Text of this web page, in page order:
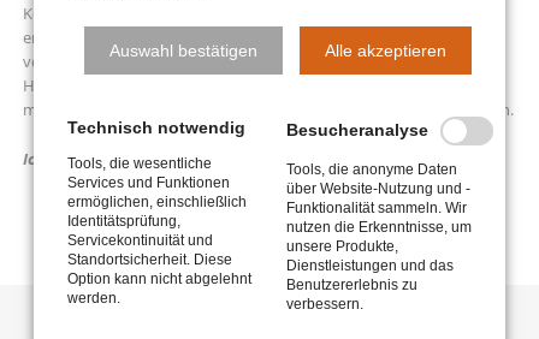
Kontinuierliche Aus- und Weiterbildungen im Bereich der
energetischen Heilung haben es mir ermöglicht, meine bereits
vorhandenen intuitiven Fähigkeiten und meine Sensibilität für die
Heilarbeit zu festigen. Mit Leidenschaft und Empathie folge ich
meiner Berufung und habe tatsächlich meinen Lebensweg gefunden.
Ich bin da, um dir zu helfen.
Auswahl bestätigen Alle akzeptieren
Technisch notwendig
Tools, die wesentliche
Services und Funktionen
ermöglichen, einschließlich
Identitätsprüfung,
Servicekontinuität und
Standortsicherheit. Diese
Option kann nicht abgelehnt
werden.
Besucheranalyse
Tools, die anonyme Daten
über Website-Nutzung und -
Funktionalität sammeln. Wir
nutzen die Erkenntnisse, um
unsere Produkte,
Dienstleistungen und das
Benutzererlebnis zu
verbessern.